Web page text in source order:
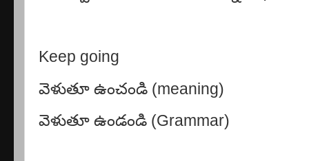
Keep going
వెళుతూ ఉంచండి (meaning)
వెళుతూ ఉండండి (Grammar)